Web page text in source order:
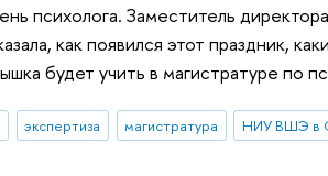
психолога. Заместитель
как появился этот праздник,
будет учить в магистратуре по
экспертиза магистратура НИУ ВШЭ в